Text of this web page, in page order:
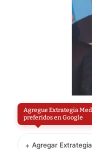
Agregue Extrategia
preferidos en Google
+ Agregar